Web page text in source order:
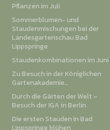
Pflanzen im Juli
Sommerblumen- und
Staudenmischungen bei der
Landesgartenschau Bad
Lippspringe
Staudenkombinationen im Juni
Zu Besuch in der Königlichen
Gartenakademie…
Durch die Gärten der Welt –
Besuch der IGA in Berlin
Die ersten Stauden in Bad
Lippspringe blühen